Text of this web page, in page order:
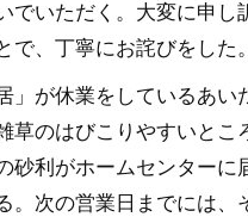
でいただく。大変に申し
で、丁寧にお詫びをした。
居」が休業をしているあ
草のはびこりやすいとこ
砂利がホームセンター
。次の営業日までには、